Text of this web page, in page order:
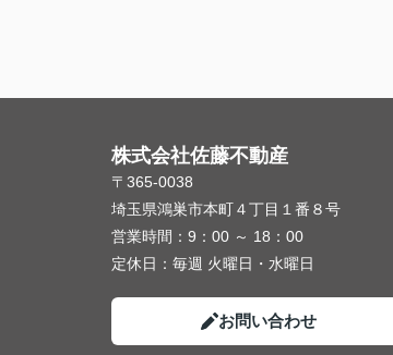
株式会社佐藤不動産
〒365-0038
埼玉県鴻巣市本町４丁目１番８号
営業時間： 9：00 ～ 18：00
定休日： 毎週 火曜日・水曜日
お問い合わせ